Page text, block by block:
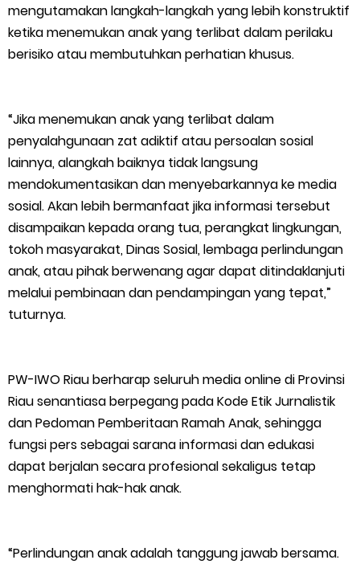
mengutamakan langkah-langkah yang lebih konstruktif
ketika menemukan anak yang terlibat dalam perilaku
berisiko atau membutuhkan perhatian khusus.
“Jika menemukan anak yang terlibat dalam
penyalahgunaan zat adiktif atau persoalan sosial
lainnya, alangkah baiknya tidak langsung
mendokumentasikan dan menyebarkannya ke media
sosial. Akan lebih bermanfaat jika informasi tersebut
disampaikan kepada orang tua, perangkat lingkungan,
tokoh masyarakat, Dinas Sosial, lembaga perlindungan
anak, atau pihak berwenang agar dapat ditindaklanjuti
melalui pembinaan dan pendampingan yang tepat,”
tuturnya.
PW-IWO Riau berharap seluruh media online di Provinsi
Riau senantiasa berpegang pada Kode Etik Jurnalistik
dan Pedoman Pemberitaan Ramah Anak, sehingga
fungsi pers sebagai sarana informasi dan edukasi
dapat berjalan secara profesional sekaligus tetap
menghormati hak-hak anak.
“Perlindungan anak adalah tanggung jawab bersama.